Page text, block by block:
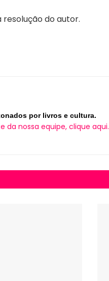
do autor.
por livros e cultura.
da nossa equipe, clique aqui.